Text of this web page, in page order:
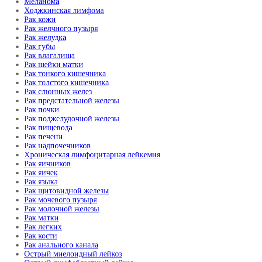
Ходжкинская лимфома
Рак кожи
Рак желчного пузыря
Рак желудка
Рак губы
Рак влагалища
Рак шейки матки
Рак тонкого кишечника
Рак толстого кишечника
Рак слюнных желез
Рак предстательной железы
Рак почки
Рак поджелудочной железы
Рак пищевода
Рак печени
Рак надпочечников
Хроническая лимфоцитарная лейкемия
Рак яичников
Рак яичек
Рак языка
Рак щитовидной железы
Рак мочевого пузыря
Рак молочной железы
Рак матки
Рак легких
Рак кости
Рак анального канала
Острый миелоидный лейкоз